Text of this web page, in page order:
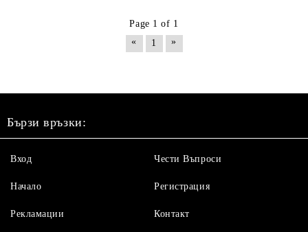
Page 1 of 1
«
1 »
Бързи връзки:
Вход
Начало
Рекламации
Чести Въпроси
Регистрация
Контакт